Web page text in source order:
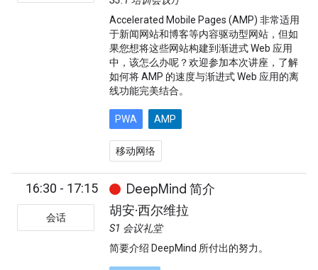
Accelerated Mobile Pages (AMP) 非常适用
于新闻网站和博客等内容驱动型网站，但如
果您想将这些网站构建到渐进式 Web 应用
中，该怎么办呢？欢迎参加本次讲座，了解
如何将 AMP 的速度与渐进式 Web 应用的离
线功能完美结合。
PWA AMP
移动网络
16:30 - 17:15
会话
DeepMind 简介
胡安·西尔维拉
S1 会议礼堂
简要介绍 DeepMind 所付出的努力。